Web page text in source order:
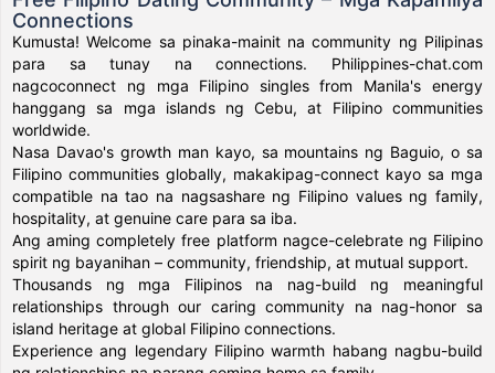
Connections
Kumusta! Welcome sa pinaka-mainit na community ng Pilipinas
para sa tunay na connections. Philippines-chat.com
nagcoconnect ng mga Filipino singles from Manila's energy
hanggang sa mga islands ng Cebu, at Filipino communities
worldwide.
Nasa Davao's growth man kayo, sa mountains ng Baguio, o sa
Filipino communities globally, makakipag-connect kayo sa mga
compatible na tao na nagsashare ng Filipino values ng family,
hospitality, at genuine care para sa iba.
Ang aming completely free platform nagce-celebrate ng Filipino
spirit ng bayanihan – community, friendship, at mutual support.
Thousands ng mga Filipinos na nag-build ng meaningful
relationships through our caring community na nag-honor sa
island heritage at global Filipino connections.
Experience ang legendary Filipino warmth habang nagbu-build